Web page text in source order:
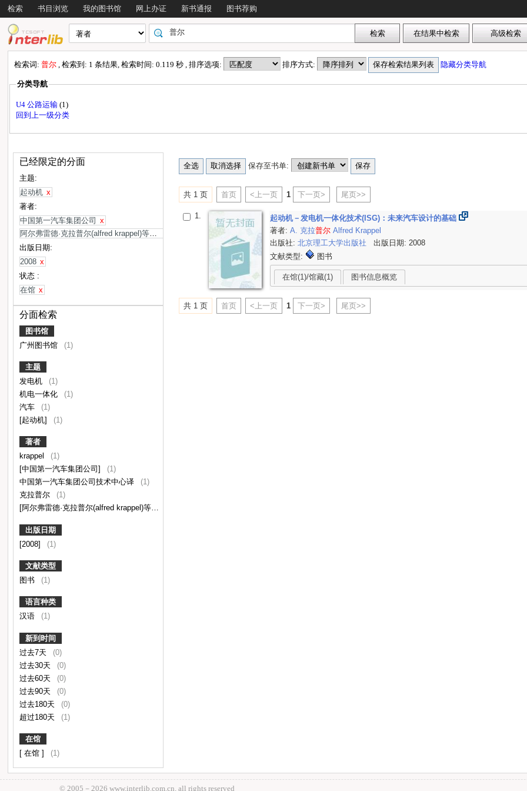
检索 书目浏览 我的图书馆 网上办证 新书通报 图书荐购
检索词:普尔, 检索到: 1 条结果, 检索时间: 0.119 秒 , 排序选项: 排序方式: 隐藏分类导航
分类导航
U4 公路运输(1)
回到上一级分类
已经限定的分面
主题:
起动机 x
著者:
中国第一汽车集团公司
x
阿尔弗雷德·克拉普尔(alfred krappel)等编
出版日期:
2008 x
状态 :
在馆 x
分面检索
图书馆
广州图书馆
(1)
主题
发电机
(1)
机电一体化
(1)
汽车
(1)
[起动机]
(1)
著者
krappel
(1)
[中国第一汽车集团公司]
(1)
中国第一汽车集团公司技术中心译
(1)
克拉普尔
(1)
[阿尔弗雷德·克拉普尔(alfred krappel)等编]
出版日期
[2008]
(1)
文献类型
图书
(1)
语言种类
汉语
(1)
新到时间
过去7天
(0)
过去30天
(0)
过去60天
(0)
过去90天
(0)
过去180天
(0)
超过180天
(1)
在馆
[ 在馆 ]
(1)
保存至书单:
共 1 页 首页 <上一页 1 下一页> 尾页>>
1.
起动机－发电机一体化技术(ISG)：未来汽车设计的基础
著者:A. 克拉普尔 Alfred Krappel
出版社:北京理工大学出版社
出版日期: 2008
文献类型:
图书
在馆(1)/馆藏(1) 图书信息概览
共 1 页 首页 <上一页 1 下一页> 尾页>>
© 2005－ 2026 www.interlib.com.cn, all rights reserved